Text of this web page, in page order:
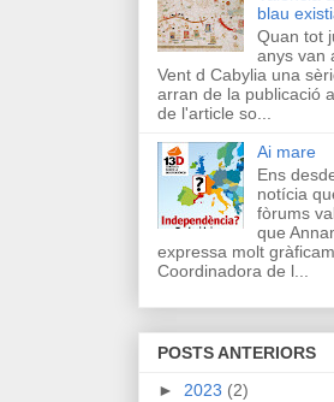
blau
Quan tot
anys van
Vent d Cabylia una
arran de la publicació
de l'article so...
Ai mare
Ens
notícia
fòrums
que
expressa molt
Coordinadora de l...
POSTS ANTERIORS
► 2023 (2)